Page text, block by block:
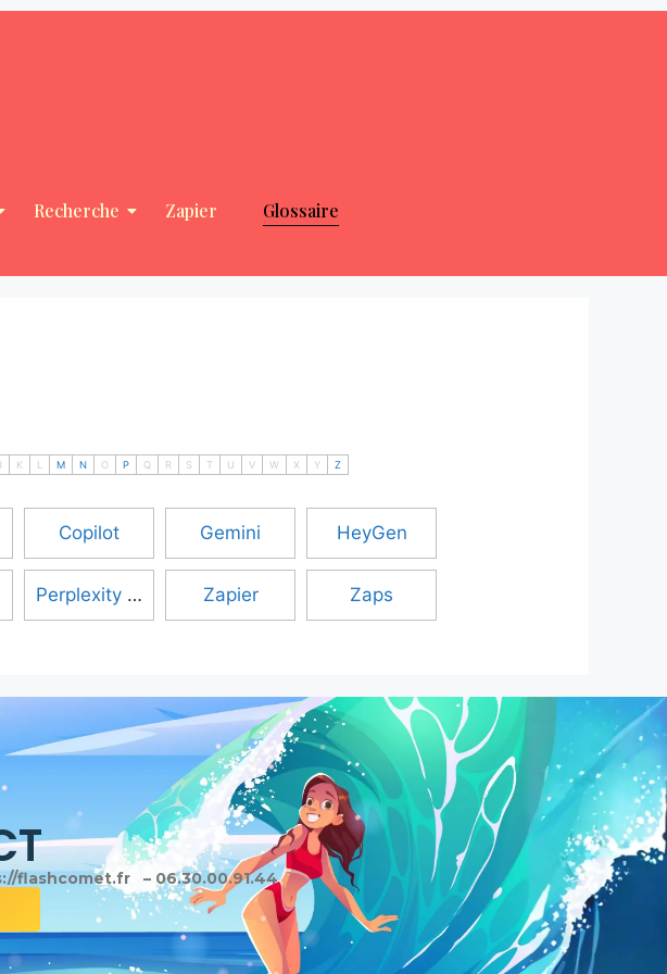
Recherche Zapier Glossaire
J K L M N O P Q R S T U V W X Y Z
Copilot Gemini HeyGen
Perplexity AI Zapier Zaps
flashcomet.fr – 06.30.00.91.44